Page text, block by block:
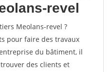
revel
Meolans-revel ?
pour faire des travaux
du bâtiment, il
des clients et